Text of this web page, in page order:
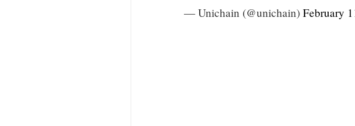
— Unichain (@unichain) February